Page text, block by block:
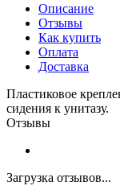
Описание
Отзывы
Как купить
Оплата
Доставка
Пластиковое
сидения к унитазу.
Отзывы
Загрузка отзывов...